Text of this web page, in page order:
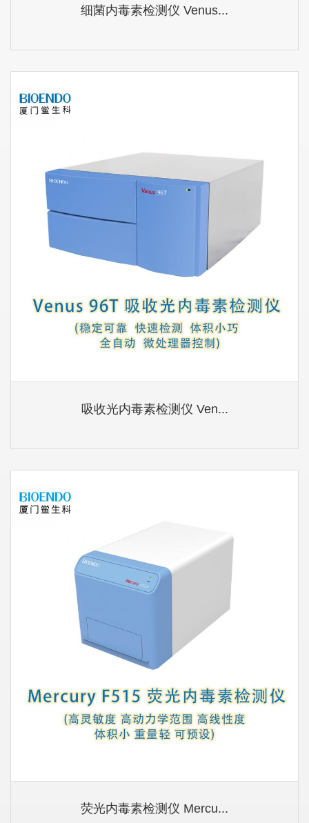
细菌内毒素检测仪 Venus...
吸收光内毒素检测仪 Ven...
荧光内毒素检测仪 Mercu...